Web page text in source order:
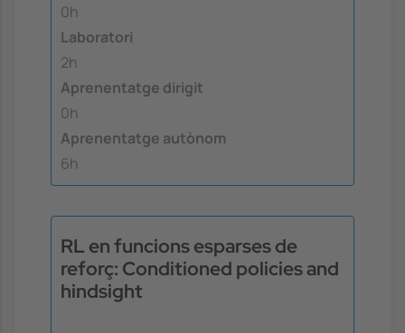
0h
Laboratori
2h
Aprenentatge dirigit
0h
Aprenentatge autònom
6h
RL en funcions esparses de
reforç: Conditioned policies and
hindsight